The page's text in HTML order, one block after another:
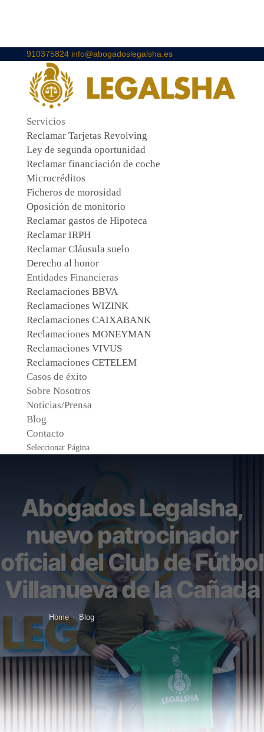
910375824 info@abogadoslegalsha.es
Servicios
Reclamar Tarjetas Revolving
Ley de segunda oportunidad
Reclamar financiación de coche
Microcréditos
Ficheros de morosidad
Oposición de monitorio
Reclamar gastos de Hipoteca
Reclamar IRPH
Reclamar Cláusula suelo
Derecho al honor
Entidades Financieras
Reclamaciones BBVA
Reclamaciones WIZINK
Reclamaciones CAIXABANK
Reclamaciones MONEYMAN
Reclamaciones VIVUS
Reclamaciones CETELEM
Casos de éxito
Sobre Nosotros
Noticias/Prensa
Blog
Contacto
Seleccionar Página
Abogados Legalsha,
nuevo patrocinador
oficial del Club de Fútbol
Villanueva de la Cañada
Home › Blog